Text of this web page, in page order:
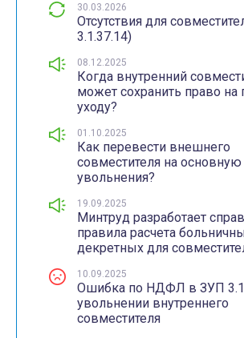
30.03.2026
Отсутствия для
3.1.37.14)
08.12.2025
Когда внутренний
может сохранить право на
уходу?
01.10.2025
Как перевести внешнего
совместителя на основную
увольнения?
19.09.2025
Минтруд разработает
правила расчета
декретных для
10.09.2025
Ошибка по НДФЛ в ЗУП
увольнении внутреннего
совместителя